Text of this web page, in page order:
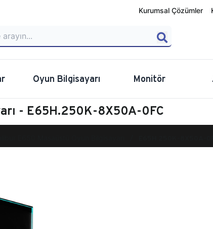
Kurumsal Çözümler
Oyun Bilgisayarı Monitör
- E65H.250K-8X50A-0FC